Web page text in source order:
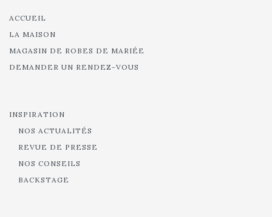
ACCUEIL
LA MAISON
MAGASIN DE ROBES DE MARIÉE
DEMANDER UN RENDEZ-VOUS
INSPIRATION
NOS ACTUALITÉS
REVUE DE PRESSE
NOS CONSEILS
BACKSTAGE